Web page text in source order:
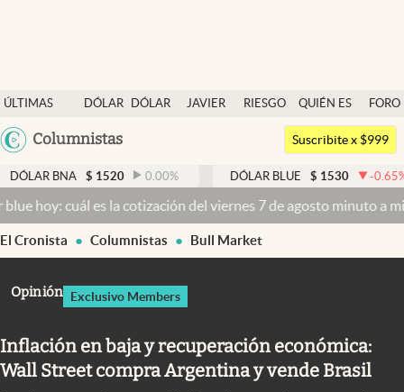
ÚLTIMAS
NOTICIAS
DÓLAR
DÓLAR
JAVIER
RIESGO
QUIÉN ES
QUIÉN
FORO
Argentina
México
Columnistas
Dólar
Members
Economía y Política
Finanzas y Mercados
Mercados Online
Columnistas
Otras secciones
Apertura
Suscribite x $999
$ 1520 0.00% DÓLAR BLUE $ 1530 -0.65 %
es la cotización del viernes 7 de agosto minuto a minutoDólar
El Cronista Columnistas Bull Market
Opinión Exclusivo Members
Inflación en baja y recuperación económica:
Wall Street compra Argentina y vende Brasil